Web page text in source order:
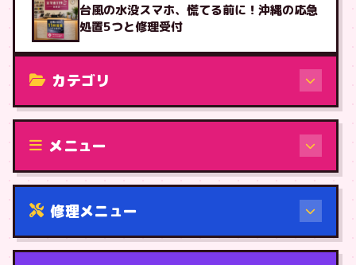
台風の水没スマホ、慌てる前に！沖縄の応急
処置5つと修理受付
カテゴリ
修理（機種から）
メニュー
修理メニュー
機種から